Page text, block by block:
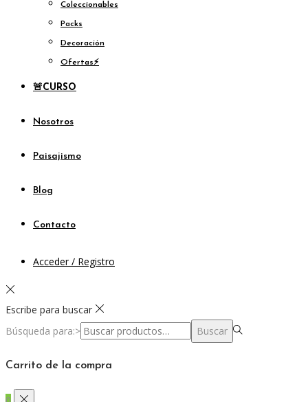
Coleccionables
Packs
Decoración
Ofertas⚡
🚨CURSO
Nosotros
Paisajismo
Blog
Contacto
Acceder / Registro
Escribe para buscar
Búsqueda para:>
Buscar
Carrito de la compra